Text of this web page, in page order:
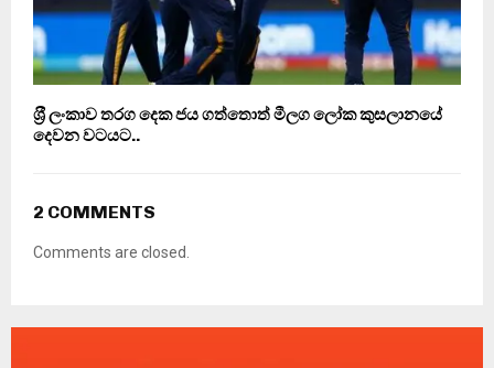
ශ‍්‍රී ලංකාව තරග දෙක ජය ගත්තොත් මීලග ලෝක කුසලානයේ
දෙවන වටයට..
2 COMMENTS
Comments are closed.